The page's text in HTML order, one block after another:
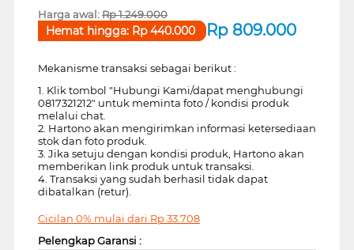
Harga awal:Rp1.249.000
Rp 809.000
Hemat hingga: Rp440.000
Mekanisme transaksi sebagai berikut :
1. Klik tombol "Hubungi Kami/dapat menghubungi
0817321212" untuk meminta foto / kondisi produk
melalui chat.
2. Hartono akan mengirimkan informasi ketersediaan
stok dan foto produk.
3. Jika setuju dengan kondisi produk, Hartono akan
memberikan link produk untuk transaksi.
4. Transaksi yang sudah berhasil tidak dapat
dibatalkan (retur).
Cicilan 0% mulai dari Rp33.708
Pelengkap Garansi :